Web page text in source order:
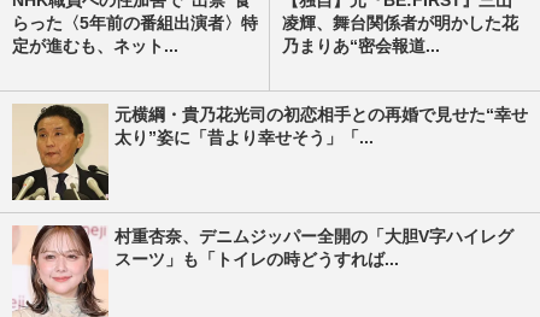
らった〈5年前の番組出演者〉特
定が進むも、ネット...
凌輝、舞台関係者が明かした花
乃まりあ“密会報道...
元横綱・貴乃花光司の初恋相手との再婚で見せた“幸せ
太り”姿に「昔より幸せそう」「...
村重杏奈、デニムジッパー全開の「大胆V字ハイレグ
スーツ」も「トイレの時どうすれば...